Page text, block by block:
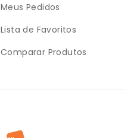
Meus Pedidos
Lista de Favoritos
Comparar Produtos